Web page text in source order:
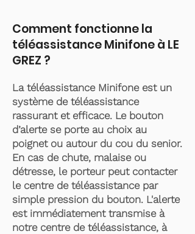
Comment fonctionne la
téléassistance Minifone à LE
GREZ ?
La téléassistance Minifone est un
système de téléassistance
rassurant et efficace. Le bouton
d’alerte se porte au choix au
poignet ou autour du cou du senior.
En cas de chute, malaise ou
détresse, le porteur peut contacter
le centre de téléassistance par
simple pression du bouton. L'alerte
est immédiatement transmise à
notre centre de téléassistance, à